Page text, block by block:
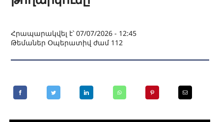
Հրապարակվել է՝ 07/07/2026 - 12:45
ԹեմաներՕպերատիվ ժամ 112